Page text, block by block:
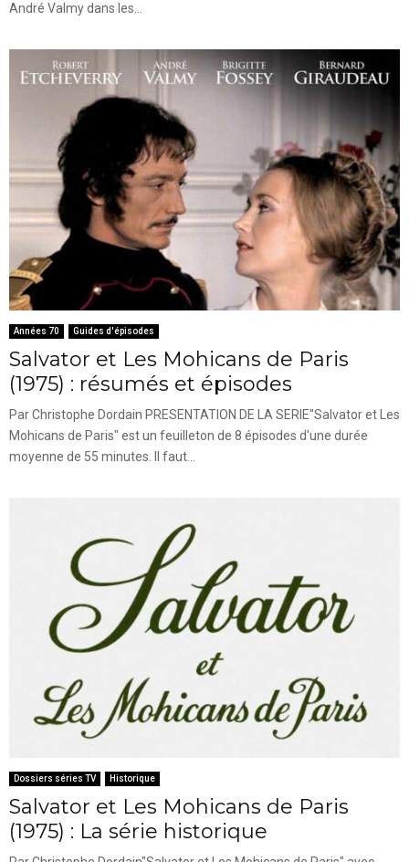
André Valmy dans les...
Années 70 Guides d'épisodes
Salvator et Les Mohicans de Paris
(1975) : résumés et épisodes
Par Christophe Dordain PRESENTATION DE LA SERIE"Salvator et Les
Mohicans de Paris" est un feuilleton de 8 épisodes d'une durée
moyenne de 55 minutes. Il faut...
Dossiers séries TV Historique
Salvator et Les Mohicans de Paris
(1975) : La série historique